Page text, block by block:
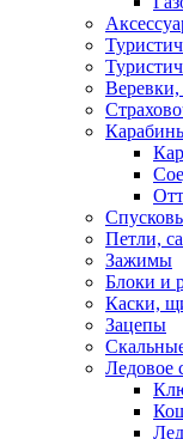
Петли,
Зажимы
Блоки и
Каски,
Зацепы
Ледовое